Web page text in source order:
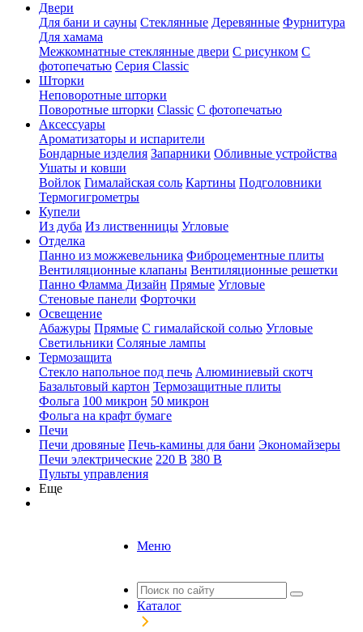
Двери
Для бани и сауны Стеклянные Деревянные Фурнитура
Для хамама
Межкомнатные стеклянные двери С рисунком С
фотопечатью Серия Classic
Шторки
Неповоротные шторки
Поворотные шторки Classic С фотопечатью
Аксессуары
Ароматизаторы и испарители
Бондарные изделия Запарники Обливные устройства
Ушаты и ковши
Войлок Гималайская соль Картины Подголовники
Термогигрометры
Купели
Из дуба Из лиственницы Угловые
Отделка
Панно из можжевельника Фиброцементные плиты
Вентиляционные клапаны Вентиляционные решетки
Панно Фламма Дизайн Прямые Угловые
Стеновые панели Форточки
Освещение
Абажуры Прямые С гималайской солью Угловые
Светильники Соляные лампы
Термозащита
Стекло напольное под печь Алюминиевый скотч
Базальтовый картон Термозащитные плиты
Фольга 100 микрон 50 микрон
Фольга на крафт бумаге
Печи
Печи дровяные Печь-камины для бани Экономайзеры
Печи электрические 220 В 380 В
Пульты управления
Еще
Меню
Каталог